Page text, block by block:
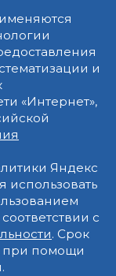
и
«Интернет»,
Яндекс
с
. Срок
при помощи